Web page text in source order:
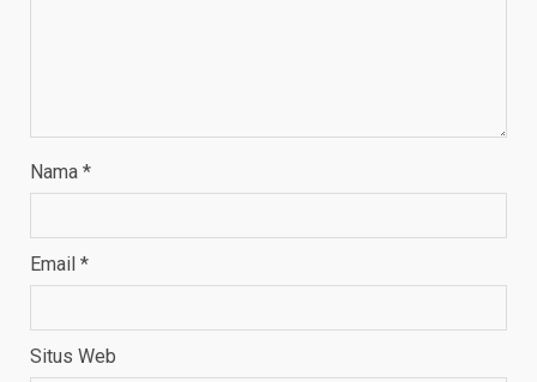
Nama *
Email *
Situs Web